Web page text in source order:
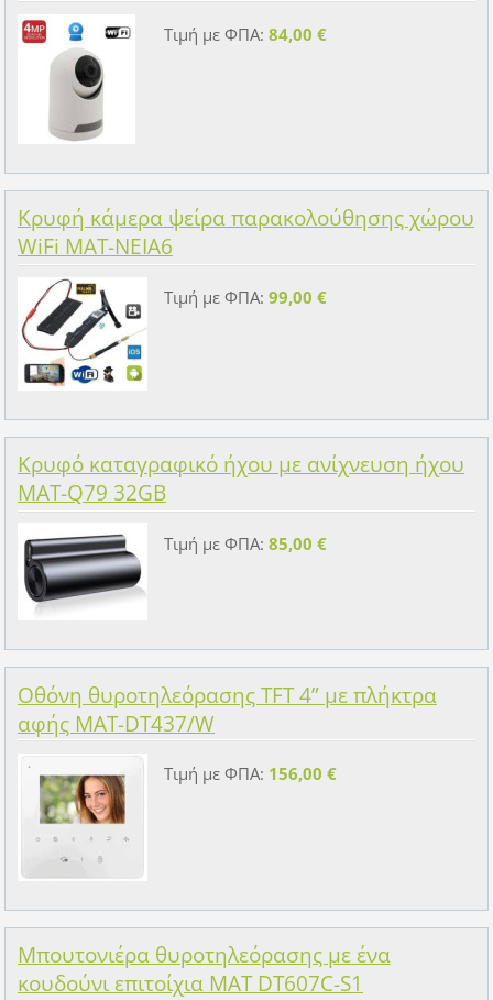
Τιμή με ΦΠΑ: 84,00 €
Κρυφή κάμερα ψείρα παρακολούθησης χώρου
WiFi MAT-NEIA6
Τιμή με ΦΠΑ: 99,00 €
Κρυφό καταγραφικό ήχου με ανίχνευση ήχου
MAT-Q79 32GB
Τιμή με ΦΠΑ: 85,00 €
Οθόνη θυροτηλεόρασης TFT 4” με πλήκτρα
αφής MAT-DT437/W
Τιμή με ΦΠΑ: 156,00 €
Μπουτονιέρα θυροτηλεόρασης με ένα
κουδούνι επιτοίχια MAT DT607C-S1